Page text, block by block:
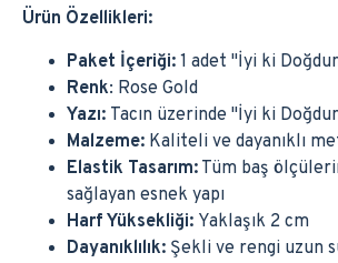
Ürün Özellikleri:
Paket İçeriği: 1 adet "İyi ki
Renk: Rose Gold
Yazı: Tacın üzerinde "İyi ki
Malzeme: Kaliteli ve dayanıklı
Elastik Tasarım: Tüm baş
sağlayan esnek yapı
Harf Yüksekliği: Yaklaşık 2 cm
Dayanıklılık: Şekli ve rengi uzun